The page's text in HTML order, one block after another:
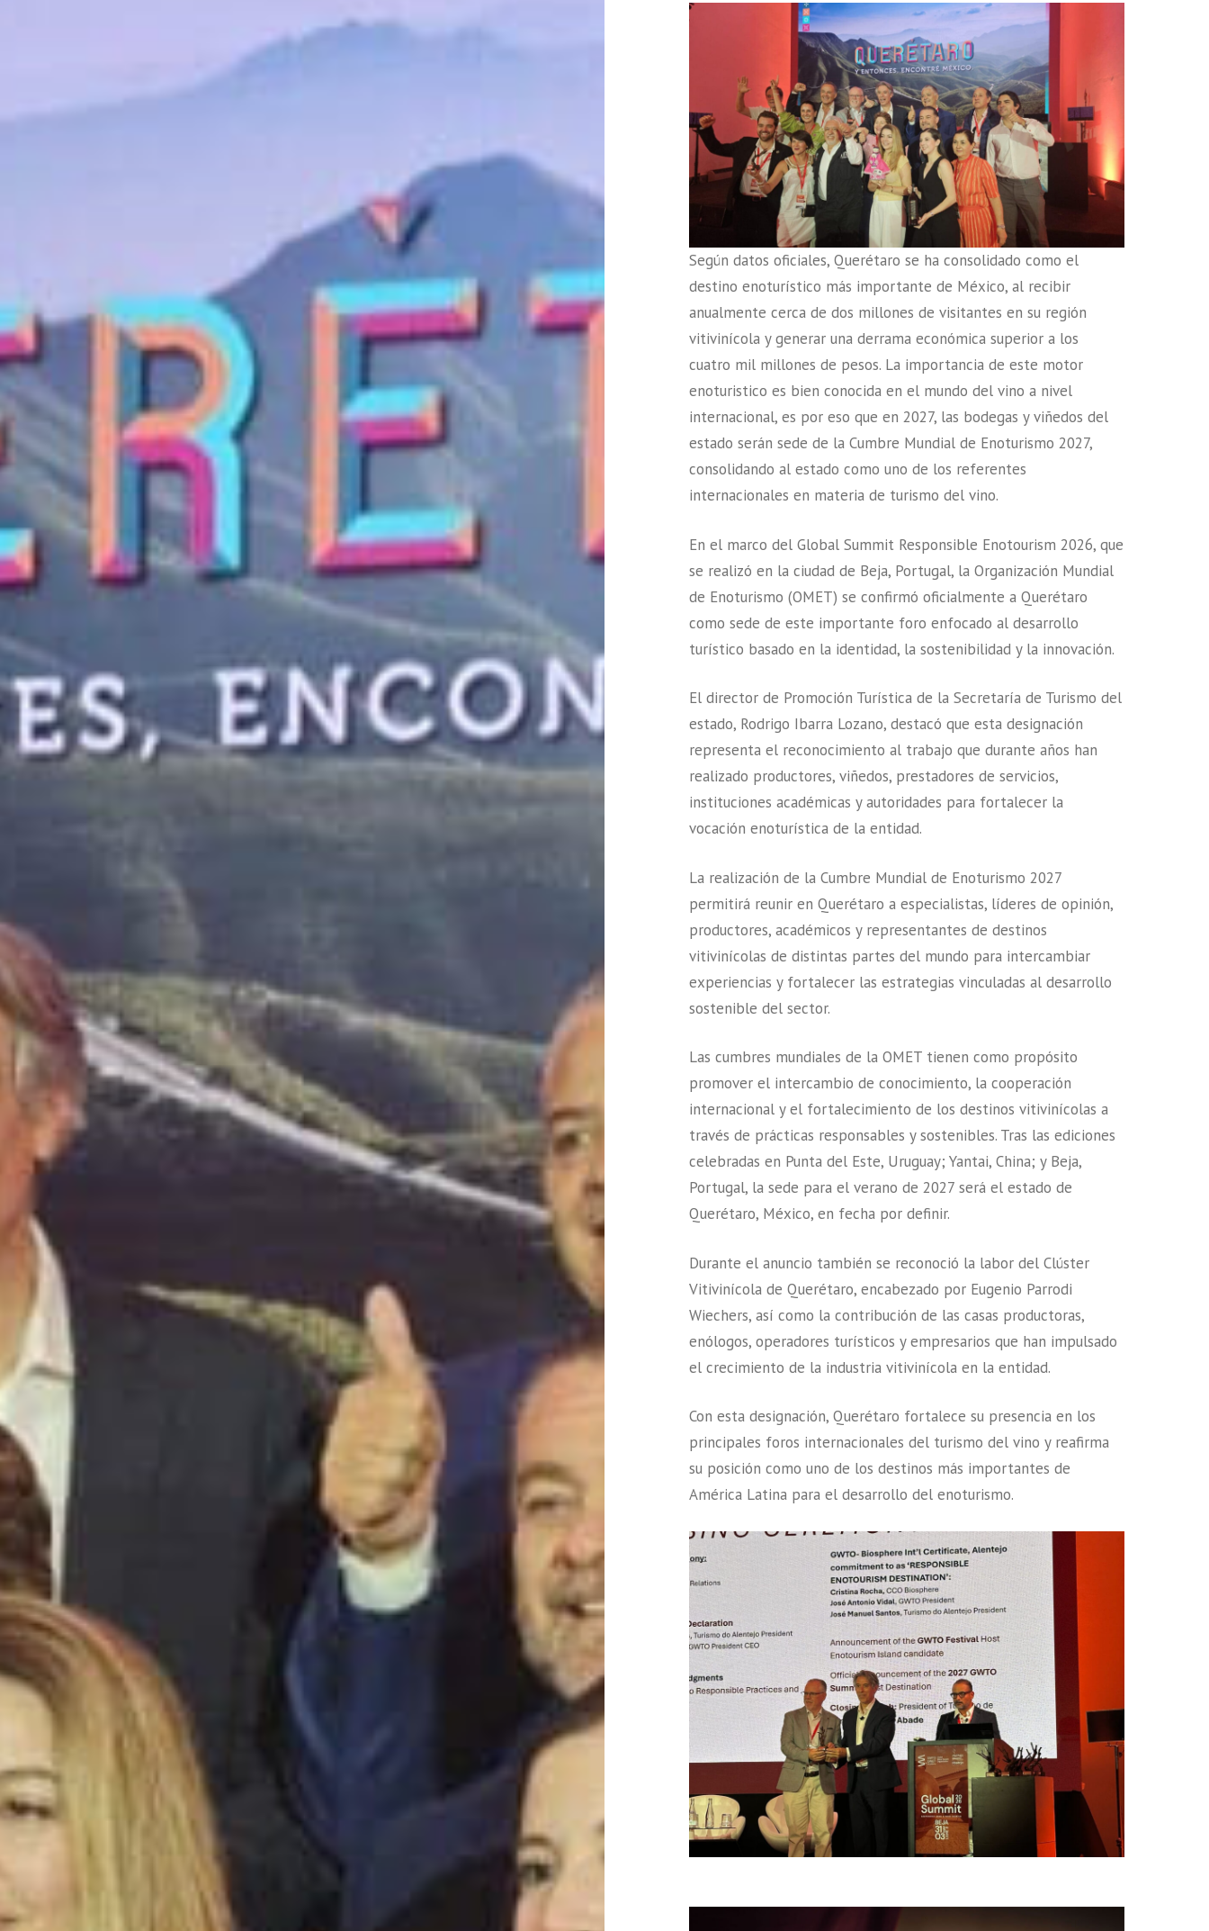
Según datos oficiales, Querétaro se ha consolidado como el
destino enoturístico más importante de México, al recibir
anualmente cerca de dos millones de visitantes en su región
vitivinícola y generar una derrama económica superior a los
cuatro mil millones de pesos. La importancia de este motor
enoturistico es bien conocida en el mundo del vino a nivel
internacional, es por eso que en 2027, las bodegas y viñedos del
estado serán sede de la Cumbre Mundial de Enoturismo 2027,
consolidando al estado como uno de los referentes
internacionales en materia de turismo del vino.
En el marco del Global Summit Responsible Enotourism 2026, que
se realizó en la ciudad de Beja, Portugal, la Organización Mundial
de Enoturismo (OMET) se confirmó oficialmente a Querétaro
como sede de este importante foro enfocado al desarrollo
turístico basado en la identidad, la sostenibilidad y la innovación.
El director de Promoción Turística de la Secretaría de Turismo del
estado, Rodrigo Ibarra Lozano, destacó que esta designación
representa el reconocimiento al trabajo que durante años han
realizado productores, viñedos, prestadores de servicios,
instituciones académicas y autoridades para fortalecer la
vocación enoturística de la entidad.
La realización de la Cumbre Mundial de Enoturismo 2027
permitirá reunir en Querétaro a especialistas, líderes de opinión,
productores, académicos y representantes de destinos
vitivinícolas de distintas partes del mundo para intercambiar
experiencias y fortalecer las estrategias vinculadas al desarrollo
sostenible del sector.
Las cumbres mundiales de la OMET tienen como propósito
promover el intercambio de conocimiento, la cooperación
internacional y el fortalecimiento de los destinos vitivinícolas a
través de prácticas responsables y sostenibles. Tras las ediciones
celebradas en Punta del Este, Uruguay; Yantai, China; y Beja,
Portugal, la sede para el verano de 2027 será el estado de
Querétaro, México, en fecha por definir.
Durante el anuncio también se reconoció la labor del Clúster
Vitivinícola de Querétaro, encabezado por Eugenio Parrodi
Wiechers, así como la contribución de las casas productoras,
enólogos, operadores turísticos y empresarios que han impulsado
el crecimiento de la industria vitivinícola en la entidad.
Con esta designación, Querétaro fortalece su presencia en los
principales foros internacionales del turismo del vino y reafirma
su posición como uno de los destinos más importantes de
América Latina para el desarrollo del enoturismo.